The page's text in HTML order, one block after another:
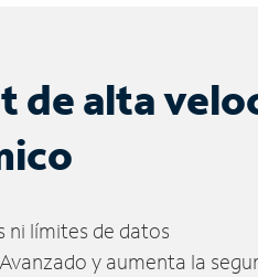
de alta
ni límites de datos
y aumenta la